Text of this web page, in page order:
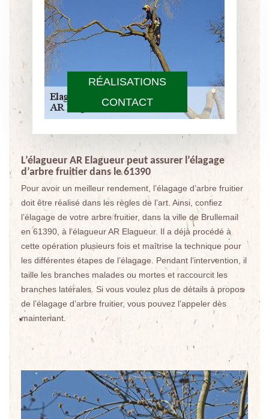
RÉALISATIONS
CONTACT
L’élagueur AR Elagueur peut assurer l’élagage
d’arbre fruitier dans le 61390
Pour avoir un meilleur rendement, l’élagage d’arbre fruitier
doit être réalisé dans les règles de l’art. Ainsi, confiez
l’élagage de votre arbre fruitier, dans la ville de Brullemail
en 61390, à l’élagueur AR Elagueur. Il a déjà procédé à
cette opération plusieurs fois et maîtrise la technique pour
les différentes étapes de l’élagage. Pendant l’intervention, il
taille les branches malades ou mortes et raccourcit les
branches latérales. Si vous voulez plus de détails à propos
de l’élagage d’arbre fruitier, vous pouvez l’appeler dès
maintenant.